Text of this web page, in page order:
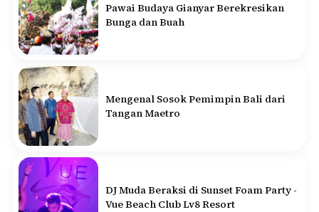
Pawai Budaya Gianyar Berekresikan
Bunga dan Buah
Mengenal Sosok Pemimpin Bali dari
Tangan Maetro
DJ Muda Beraksi di Sunset Foam Party -
Vue Beach Club Lv8 Resort